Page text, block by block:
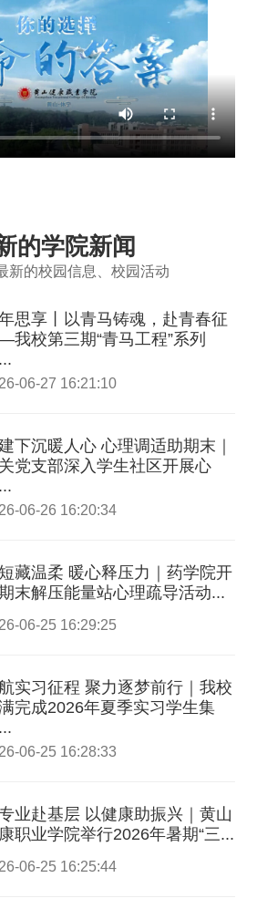
的学院新闻
新的校园信息、校园活动
思享丨以青马铸魂，赴青春征
我校第三期“青马工程”系列
06-27 16:21:10
下沉暖人心 心理调适助期末｜
党支部深入学生社区开展心
06-26 16:20:34
藏温柔 暖心释压力｜药学院开
末解压能量站心理疏导活动...
06-25 16:29:25
实习征程 聚力逐梦前行｜我校
完成2026年夏季实习学生集
06-25 16:28:33
业赴基层 以健康助振兴｜黄山
职业学院举行2026年暑期“三...
06-25 16:25:44